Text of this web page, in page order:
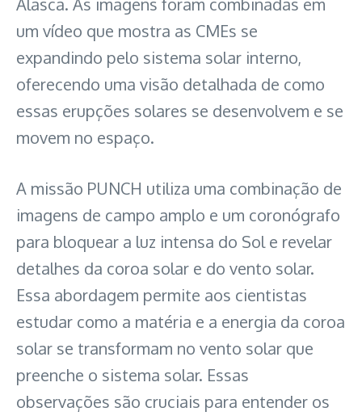
um vídeo que mostra as CMEs se
expandindo pelo sistema solar interno,
oferecendo uma visão detalhada de como
essas erupções solares se desenvolvem e se
movem no espaço.
A missão PUNCH utiliza uma combinação de
imagens de campo amplo e um coronógrafo
para bloquear a luz intensa do Sol e revelar
detalhes da coroa solar e do vento solar.
Essa abordagem permite aos cientistas
estudar como a matéria e a energia da coroa
solar se transformam no vento solar que
preenche o sistema solar. Essas
observações são cruciais para entender os